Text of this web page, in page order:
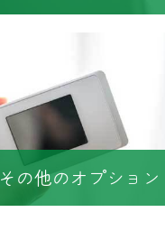
その他のオプション